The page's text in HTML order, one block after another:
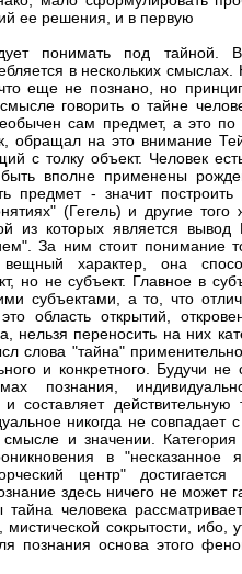
ее решения, и в первую
понимать под тайной.
в нескольких
еще не познано, но
говорить о тайне
сам предмет, а это по
обращал на это внимание
с толку объект. Человек
вполне применены
предмет - значит построить
(Гегель) и другие
из которых является
За ним стоит понимание
вещный характер, она
но не субъект. Главное в
субъектами, а то, что
область открытий,
нельзя переносить на них
слова "тайна"
и конкретного. Будучи не
познания,
составляет действительную
никогда не совпадает
и значении. Категория
в "несказанное
центр"
здесь ничего не может
человека
сокрытости, ибо,
познания основа этого